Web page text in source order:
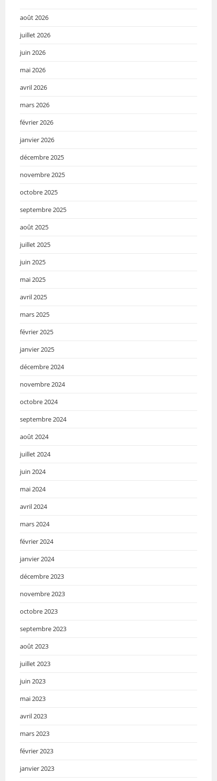
août 2026
juillet 2026
juin 2026
mai 2026
avril 2026
mars 2026
février 2026
janvier 2026
décembre 2025
novembre 2025
octobre 2025
septembre 2025
août 2025
juillet 2025
juin 2025
mai 2025
avril 2025
mars 2025
février 2025
janvier 2025
décembre 2024
novembre 2024
octobre 2024
septembre 2024
août 2024
juillet 2024
juin 2024
mai 2024
avril 2024
mars 2024
février 2024
janvier 2024
décembre 2023
novembre 2023
octobre 2023
septembre 2023
août 2023
juillet 2023
juin 2023
mai 2023
avril 2023
mars 2023
février 2023
janvier 2023